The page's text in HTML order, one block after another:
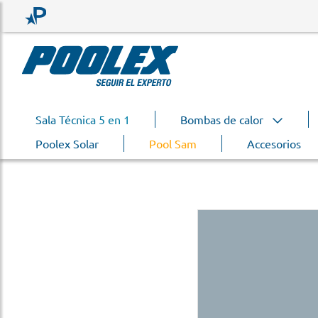
Sala Técnica 5 en 1
Bombas de calor
Poolex Solar
Pool Sam Accesorios